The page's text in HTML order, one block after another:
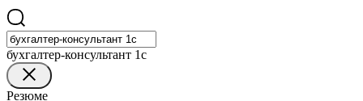
бухгалтер-консультант 1с
Резюме